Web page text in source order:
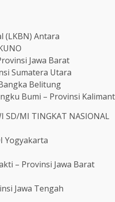
(LKBN) Antara
Jawa Barat
Sumatera Utara
Belitung
Bumi – Provinsi
SD/MI TINGKAT NASIONAL
Yogyakarta
– Provinsi Jawa Barat
Jawa Tengah